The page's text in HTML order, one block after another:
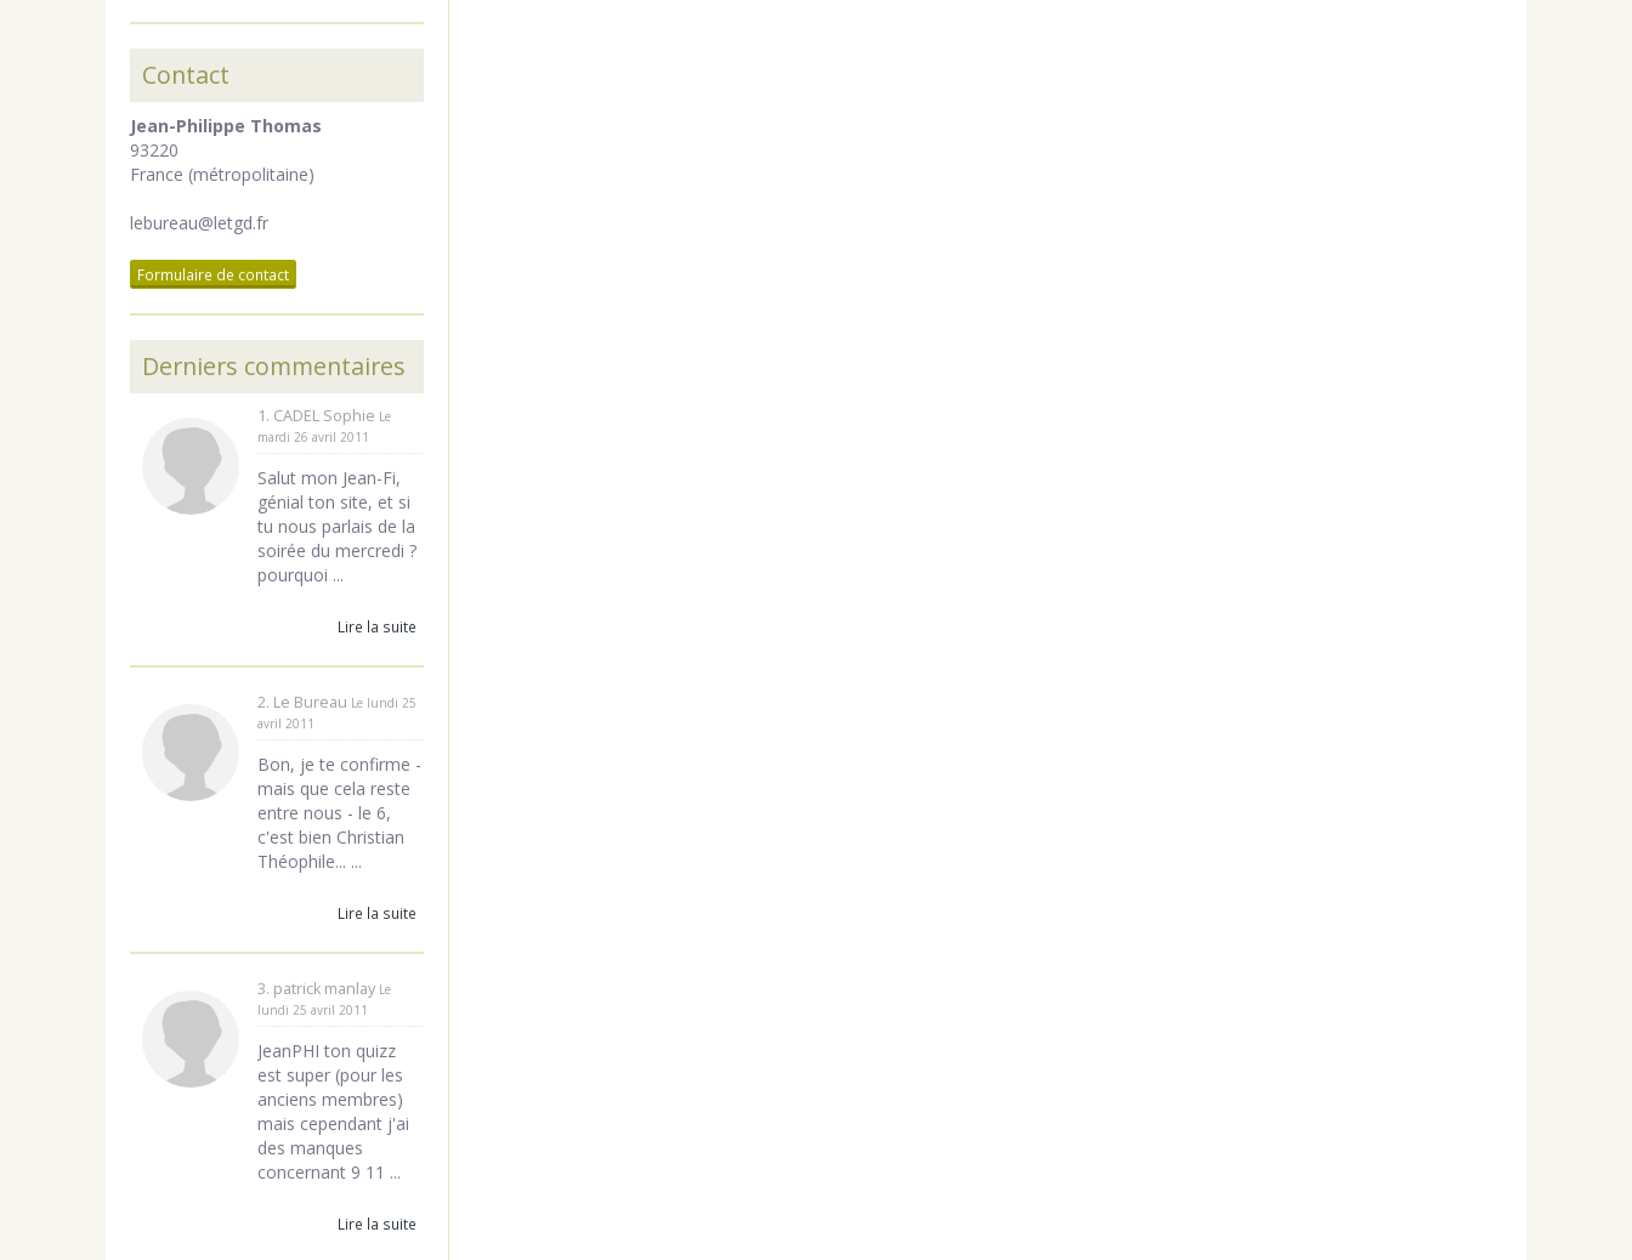
Contact
Jean-Philippe Thomas
93220
France (métropolitaine)
lebureau@letgd.fr
Formulaire de contact
Derniers commentaires
1. CADEL Sophie Le
mardi 26 avril 2011
Salut mon Jean-Fi,
génial ton site, et si
tu nous parlais de la
soirée du mercredi ?
pourquoi ...
Lire la suite
2. Le Bureau Le lundi 25
avril 2011
Bon, je te confirme -
mais que cela reste
entre nous - le 6,
c'est bien Christian
Théophile... ...
Lire la suite
3. patrick manlay Le
lundi 25 avril 2011
JeanPHI ton quizz
est super (pour les
anciens membres)
mais cependant j'ai
des manques
concernant 9 11 ...
Lire la suite